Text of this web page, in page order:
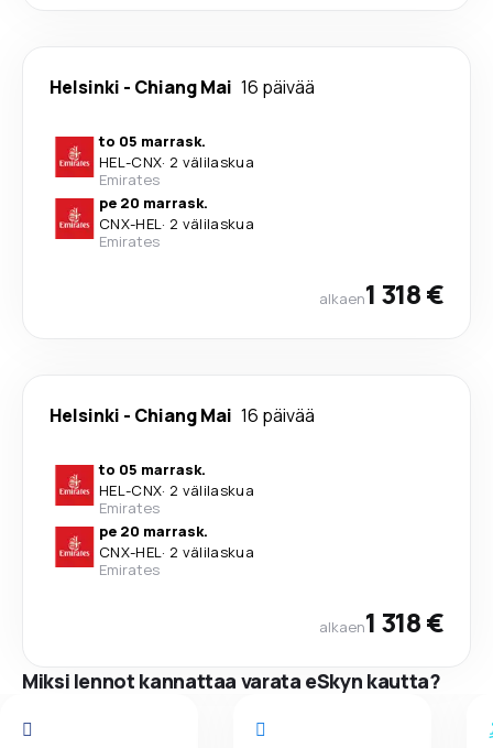
Helsinki - Chiang Mai 16 päivää
to 05 marrask.
HEL-CNX· 2 välilaskua
Emirates
pe 20 marrask.
CNX-HEL· 2 välilaskua
Emirates
alkaen1 318 €
Helsinki - Chiang Mai 16 päivää
to 05 marrask.
HEL-CNX· 2 välilaskua
Emirates
pe 20 marrask.
CNX-HEL· 2 välilaskua
Emirates
alkaen1 318 €
Miksi lennot kannattaa varata eSkyn kautta?